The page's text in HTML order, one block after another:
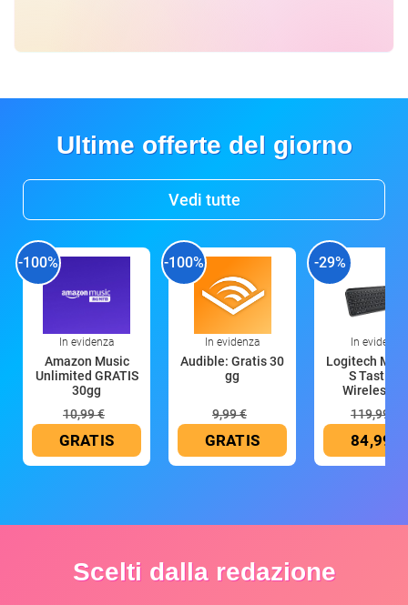
Ultime offerte del giorno
Vedi tutte
-100%
In evidenza
Amazon Music
Unlimited GRATIS
30gg
10,99 €
GRATIS
-100%
In evidenza
Audible: Gratis 30
gg
9,99 €
GRATIS
-29%
In evidenza
Logitech MX
S Tastiera
Wireless
119,99 €
84,99 €
Scelti dalla redazione